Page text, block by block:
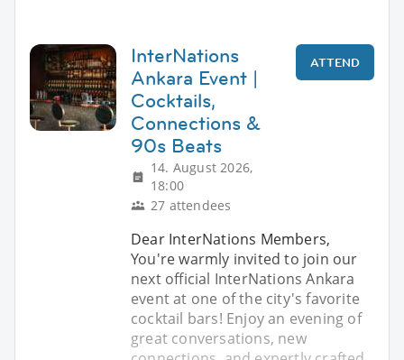
InterNations
Ankara Event |
Cocktails,
Connections &
90s Beats
14. August 2026,
18:00
27 attendees
ATTEND
Dear InterNations Members,
You're warmly invited to join our
next official InterNations Ankara
event at one of the city's favorite
cocktail bars! Enjoy an evening of
great conversations, new